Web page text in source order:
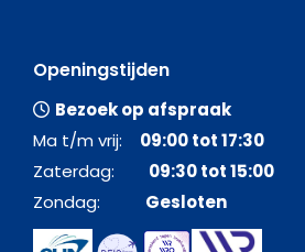
Openingstijden
Bezoek op afspraak
Ma t/m vrij: 09:00 tot 17:30
Zaterdag: 09:30 tot 15:00
Zondag: Gesloten